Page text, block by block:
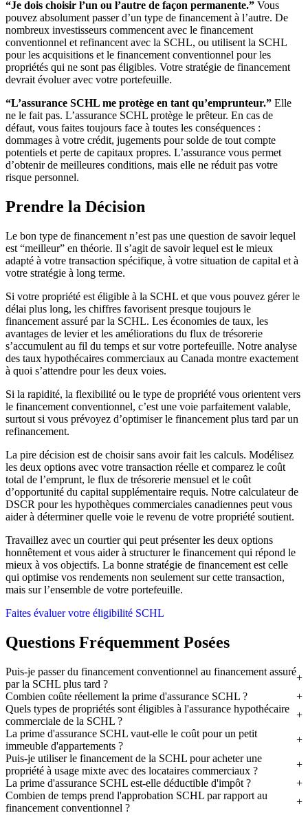
“Je dois choisir l’un ou l’autre de façon permanente.” Vous
pouvez absolument passer d’un type de financement à l’autre. De
nombreux investisseurs commencent avec le financement
conventionnel et refinancent avec la SCHL, ou utilisent la SCHL
pour les acquisitions et le financement conventionnel pour les
propriétés qui ne sont pas éligibles. Votre stratégie de financement
devrait évoluer avec votre portefeuille.
“L’assurance SCHL me protège en tant qu’emprunteur.” Elle
ne le fait pas. L’assurance SCHL protège le prêteur. En cas de
défaut, vous faites toujours face à toutes les conséquences :
dommages à votre crédit, jugements pour solde de tout compte
potentiels et perte de capitaux propres. L’assurance vous permet
d’obtenir de meilleures conditions, mais elle ne réduit pas votre
risque personnel.
Prendre la Décision
Le bon type de financement n’est pas une question de savoir lequel
est “meilleur” en théorie. Il s’agit de savoir lequel est le mieux
adapté à votre transaction spécifique, à votre situation de capital et à
votre stratégie à long terme.
Si votre propriété est éligible à la SCHL et que vous pouvez gérer le
délai plus long, les chiffres favorisent presque toujours le
financement assuré par la SCHL. Les économies de taux, les
avantages de levier et les améliorations du flux de trésorerie
s’accumulent au fil du temps et sur votre portefeuille. Notre analyse
des taux hypothécaires commerciaux au Canada montre exactement
à quoi s’attendre pour les deux voies.
Si la rapidité, la flexibilité ou le type de propriété vous orientent vers
le financement conventionnel, c’est une voie parfaitement valable,
surtout si vous prévoyez d’optimiser le financement plus tard par un
refinancement.
La pire décision est de choisir sans avoir fait les calculs. Modélisez
les deux options avec votre transaction réelle et comparez le coût
total de l’emprunt, le flux de trésorerie mensuel et le coût
d’opportunité du capital supplémentaire requis. Notre calculateur de
DSCR pour les hypothèques commerciales canadiennes peut vous
aider à déterminer quelle voie le revenu de votre propriété soutient.
Travaillez avec un courtier qui peut présenter les deux options
honnêtement et vous aider à structurer le financement qui répond le
mieux à vos objectifs. La bonne stratégie de financement est celle
qui optimise vos rendements non seulement sur cette transaction,
mais sur l’ensemble de votre portefeuille.
Faites évaluer votre éligibilité SCHL
Questions Fréquemment Posées
Puis-je passer du financement conventionnel au financement assuré
par la SCHL plus tard ?
Combien coûte réellement la prime d'assurance SCHL ?
Quels types de propriétés sont éligibles à l'assurance hypothécaire
commerciale de la SCHL ?
La prime d'assurance SCHL vaut-elle le coût pour un petit
immeuble d'appartements ?
Puis-je utiliser le financement de la SCHL pour acheter une
propriété à usage mixte avec des locataires commerciaux ?
La prime d'assurance SCHL est-elle déductible d'impôt ?
Combien de temps prend l'approbation SCHL par rapport au
financement conventionnel ?